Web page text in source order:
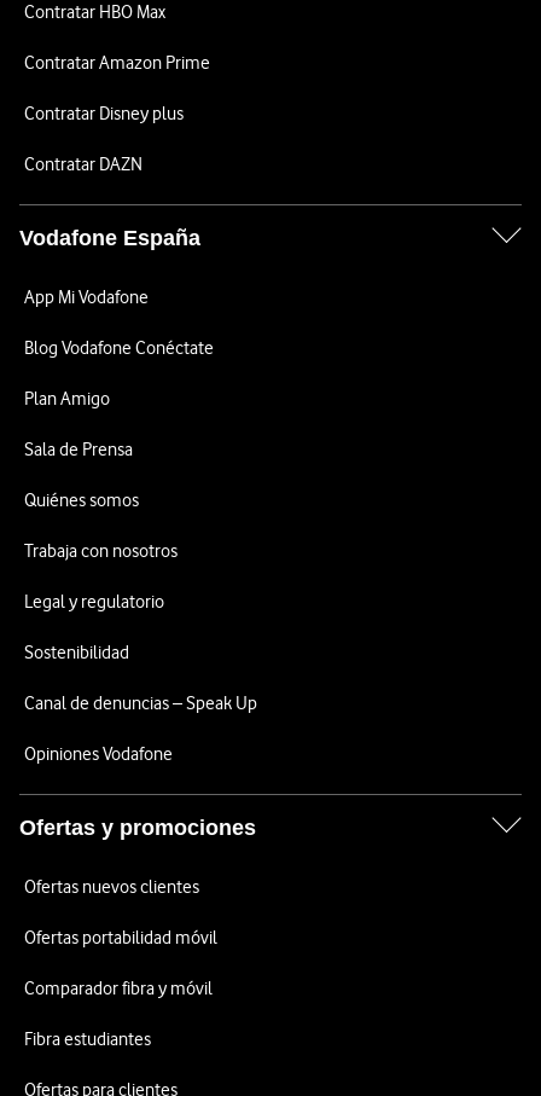
Contratar HBO Max
Contratar Amazon Prime
Contratar Disney plus
Contratar DAZN
Vodafone España
App Mi Vodafone
Blog Vodafone Conéctate
Plan Amigo
Sala de Prensa
Quiénes somos
Trabaja con nosotros
Legal y regulatorio
Sostenibilidad
Canal de denuncias – Speak Up
Opiniones Vodafone
Ofertas y promociones
Ofertas nuevos clientes
Ofertas portabilidad móvil
Comparador fibra y móvil
Fibra estudiantes
Ofertas para clientes